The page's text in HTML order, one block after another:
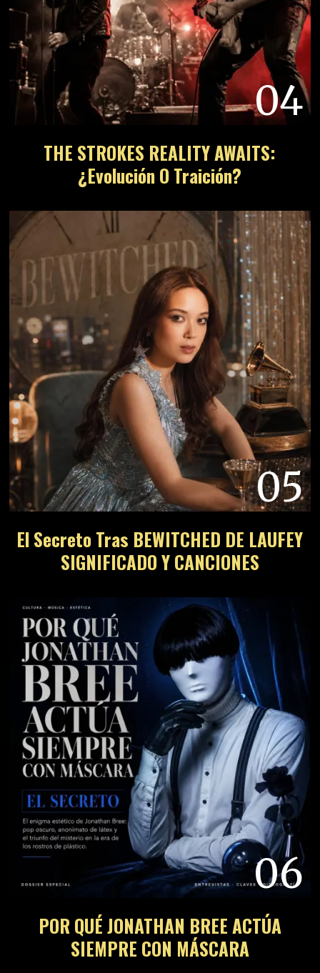
04
THE STROKES REALITY AWAITS:
¿Evolución O Traición?
05
El Secreto Tras BEWITCHED DE LAUFEY
SIGNIFICADO Y CANCIONES
06
POR QUÉ JONATHAN BREE ACTÚA
SIEMPRE CON MÁSCARA